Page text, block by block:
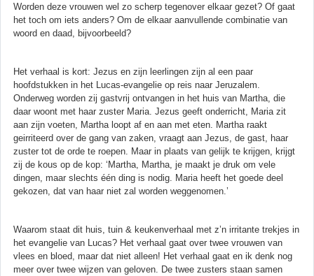
Worden deze vrouwen wel zo scherp tegenover elkaar gezet? Of gaat
het toch om iets anders? Om de elkaar aanvullende combinatie van
woord en daad, bijvoorbeeld?
Het verhaal is kort: Jezus en zijn leerlingen zijn al een paar
hoofdstukken in het Lucas-evangelie op reis naar Jeruzalem.
Onderweg worden zij gastvrij ontvangen in het huis van Martha, die
daar woont met haar zuster Maria. Jezus geeft onderricht, Maria zit
aan zijn voeten, Martha loopt af en aan met eten. Martha raakt
geirriteerd over de gang van zaken, vraagt aan Jezus, de gast, haar
zuster tot de orde te roepen. Maar in plaats van gelijk te krijgen, krijgt
zij de kous op de kop: ‘Martha, Martha, je maakt je druk om vele
dingen, maar slechts één ding is nodig. Maria heeft het goede deel
gekozen, dat van haar niet zal worden weggenomen.’
Waarom staat dit huis, tuin & keukenverhaal met z’n irritante trekjes in
het evangelie van Lucas? Het verhaal gaat over twee vrouwen van
vlees en bloed, maar dat niet alleen! Het verhaal gaat en ik denk nog
meer over twee wijzen van geloven. De twee zusters staan samen